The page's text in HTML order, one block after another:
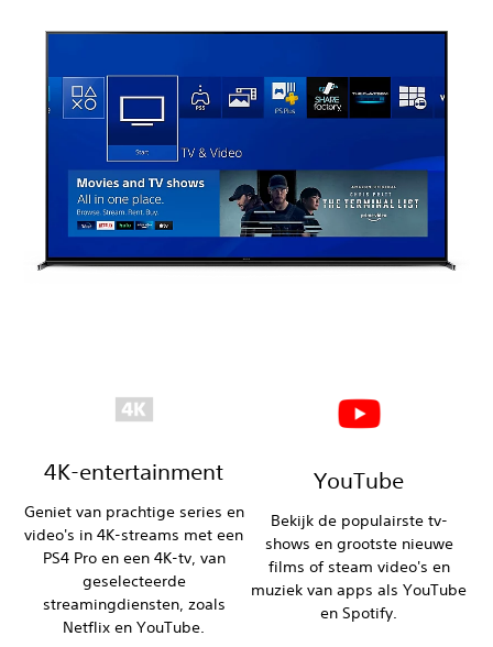
‎4K-entertainment
Geniet van prachtige series en
video's in 4K-streams met een
PS4 Pro en een 4K-tv, van
geselecteerde
streamingdiensten, zoals
Netflix en YouTube.
YouTube
Bekijk de populairste tv-
shows en grootste nieuwe
films of steam video's en
muziek van apps als YouTube
en Spotify.